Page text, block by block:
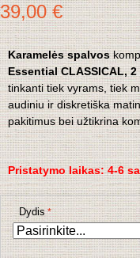
39,00 €
Karamelės spalvos
Essential CLASSICAL, 2
tinkanti tiek vyrams, tiek
audiniu ir diskretiška
pakitimus bei užtikrina
Pristatymo laikas:4-6
Dydis